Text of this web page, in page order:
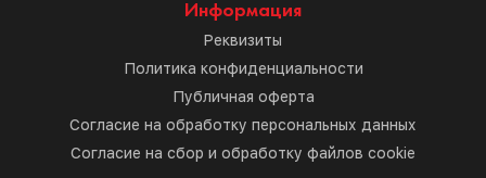
Информация
Реквизиты
Политика конфиденциальности
Публичная оферта
Согласие на обработку персональных данных
Согласие на сбор и обработку файлов cookie